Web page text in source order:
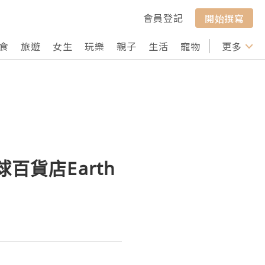
會員登記
開始撰寫
旅遊 女生 玩樂 親子 生活 寵物 行山 打卡
更多
百貨店Earth